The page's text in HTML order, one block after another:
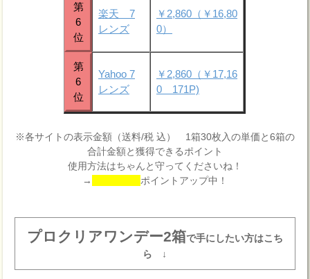
第
6
位
楽天 7
レンズ
￥2,860（￥16,80
0）
第
6
位
Yahoo 7
レンズ
￥2,860（￥17,16
0 171P)
※各サイトの表示金額（送料/税 込） 1箱30枚入の単価と6箱の
合計金額と獲得できるポイント
使用方法はちゃんと守ってくださいね！
→
ポイントアップ中！
プロクリアワンデー2箱で手にしたい方はこち
ら ↓